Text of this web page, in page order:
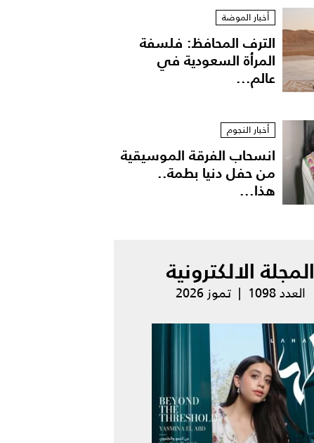
أخبار الموضة
الترف المحافظ: فلسفة
المرأة السعودية في
عالم...
أخبار النجوم
انسحاب الفرقة الموسيقية
من حفل دنيا بطمة..
هذا...
المجلة الالكترونية
العدد 1098 | تموز 2026